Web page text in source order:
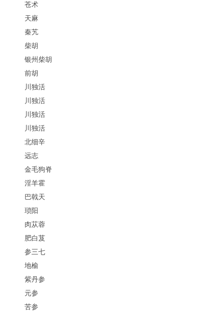
苍术
天麻
秦艽
柴胡
银州柴胡
前胡
川独活
川独活
川独活
川独活
北细辛
远志
金毛狗脊
淫羊霍
巴戟天
琐阳
肉苁蓉
肥白芨
参三七
地榆
紫丹参
元参
苦参